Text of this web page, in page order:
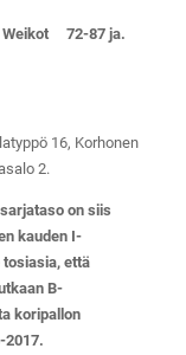
Weikot 72-87 ja.
16, Korhonen
2.
on siis
kauden I-
että
B-
koripallon
2017.